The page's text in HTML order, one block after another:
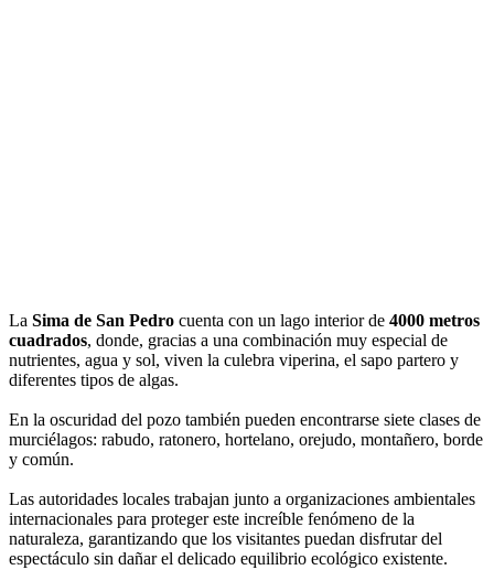
La Sima de San Pedro cuenta con un lago interior de 4000 metros
cuadrados, donde, gracias a una combinación muy especial de
nutrientes, agua y sol, viven la culebra viperina, el sapo partero y
diferentes tipos de algas.
En la oscuridad del pozo también pueden encontrarse siete clases de
murciélagos: rabudo, ratonero, hortelano, orejudo, montañero, borde
y común.
Las autoridades locales trabajan junto a organizaciones ambientales
internacionales para proteger este increíble fenómeno de la
naturaleza, garantizando que los visitantes puedan disfrutar del
espectáculo sin dañar el delicado equilibrio ecológico existente.